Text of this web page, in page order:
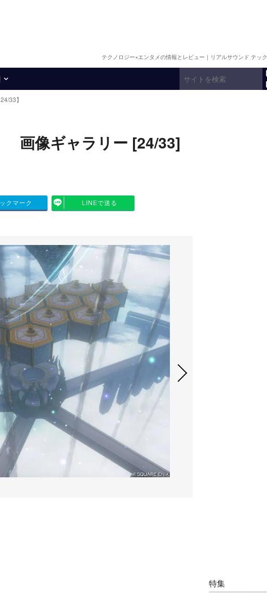
テクノロジー×エンタメの情報とレビュー｜リアルサウンド テック
33】
画像ギャラリー [24/33]
クマーク LINEで送る
特集